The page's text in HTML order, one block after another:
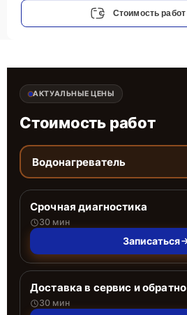
Стоимость работ
АКТУАЛЬНЫЕ ЦЕНЫ
Стоимость работ
Водонагреватель
Срочная диагностика
30 мин
Записаться
Доставка в сервис и обратно
30 мин